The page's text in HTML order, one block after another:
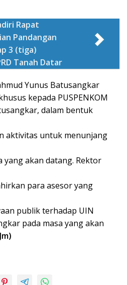
Rapat
Pandangan
3 (tiga)
Tanah Datar
Yunus Batusangkar
kepada PUSPENKOM
dalam bentuk
aktivitas untuk menunjang
yang akan datang. Rektor
para asesor yang
publik terhadap UIN
pada masa yang akan